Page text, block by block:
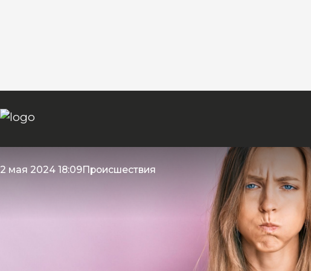
2 мая 2024 18:09Происшествия